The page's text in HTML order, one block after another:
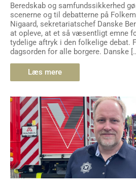
Beredskab og samfundssikkerhed
scenerne og til debatterne på
Nigaard, sekretariatschef Danske
at opleve, at et så væsentligt emne
tydelige aftryk i den folkelige debat.
dagsorden for alle borgere. Danske
Læs mere